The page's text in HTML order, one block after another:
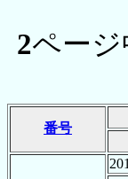
2ページ
番号